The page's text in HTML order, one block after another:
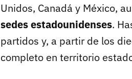
Unidos, Canadá y México,
sedes estadounidenses.
partidos y, a partir de los
completo en territorio